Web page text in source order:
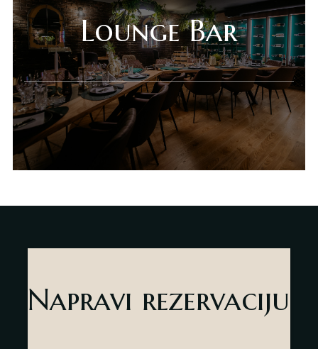
O nama
Deli Market
Lounge Bar
Kontakt
sres
Lounge Bar
Napravi rezervaciju